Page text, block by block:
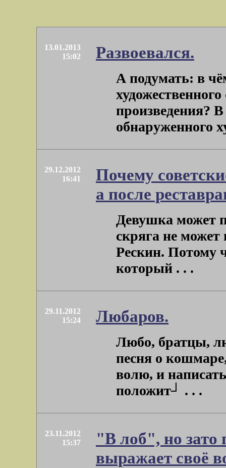
13.01.2013
15:02
Развоевался.
А подумать: в
произведения?
обнаруженного
29.12.2012
16:41
Почему
а после
Девушка может
скряга не
Рескин. Потому
который . . .
29.11.2012
15:24
Любаров.
Любо, братцы,
песня о
волю, и
положит┘ . . .
23.11.2012
15:37
"В лоб", но зато
выражает своё